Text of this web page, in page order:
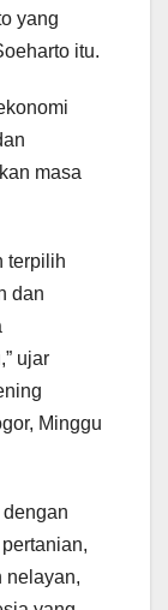
yang
itu.
masa
terpilih
dan
ujar
Minggu
nelayan,